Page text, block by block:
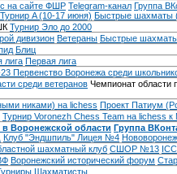
на сайте ФШР Telegram-канал Группа
Турнир A (10-17 июня) Быстрые шахматы
Турнир Эло до 2000
дивизион Ветераны Быстрые
Блиц
лига Первая лига
Первенство Воронежа среди
среди ветеранов Чемпионат области
никами) на lichess Проект Патиум
Турнир Voronezh Chess Team на lichess
в Воронежской области Группа
Клуб "Эндшпиль" Лицея №4
шахматный клуб СШОР №13
Воронежский исторический форум
Шахматисты